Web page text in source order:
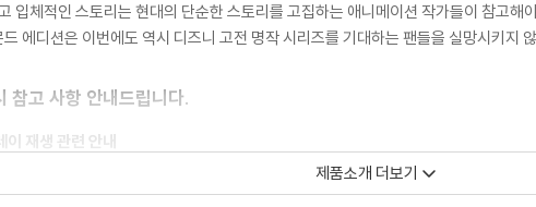
입체적인 스토리는 현대의 단순한 스토리를 고집하는 애니메이션 작가들이 참고해
에디션은 이번에도 역시 디즈니 고전 명작 시리즈를 기대하는 팬들을 실망시키지
고 사항 안내드립니다.
재생 관련 안내
의 데이터 전송이 필요하므로 4K전용 플레이어를 사용하셔야 합니다. 더불어 플레
제품소개 더보기